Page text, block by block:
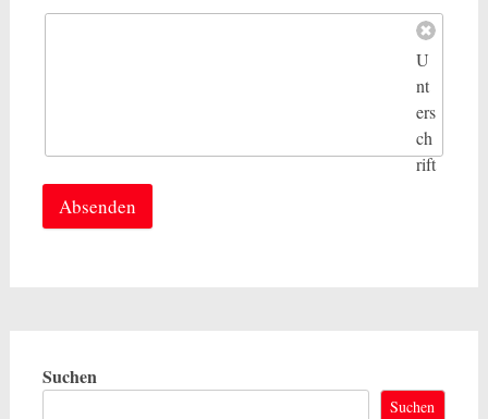
U
nt
ers
ch
rift
Absenden
Suchen
Suchen